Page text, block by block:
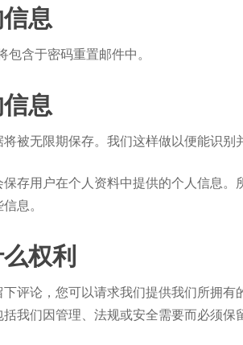
息
含于密码重置邮件中。
息
被无限期保存。我们这样做以便能识
存用户在个人资料中提供的个人信息
息。
权利
评论，您可以请求我们提供我们所拥
我们因管理、法规或安全需要而必须保